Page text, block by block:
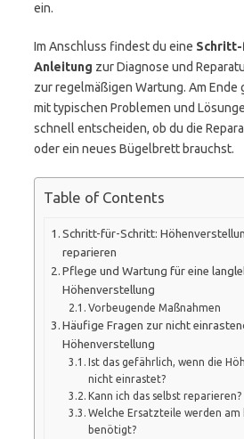
ein.
Im Anschluss findest du eine
Anleitung zur Diagnose und
zur regelmäßigen Wartung. Am Ende
mit typischen Problemen und
schnell entscheiden, ob du die
oder ein neues Bügelbrett brauchst.
Table of Contents
Schritt-für-Schritt:
reparieren
Pflege und Wartung für eine
Höhenverstellung
Vorbeugende Maßnahmen
Häufige Fragen zur nicht
Höhenverstellung
Ist das gefährlich, wenn die
nicht einrastet?
Kann ich das selbst reparieren?
Welche Ersatzteile werden am
benötigt?